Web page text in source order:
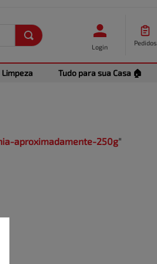
Login
Pedidos
Limpeza Tudo para sua Casa 🏠
aproximadamente-250g"